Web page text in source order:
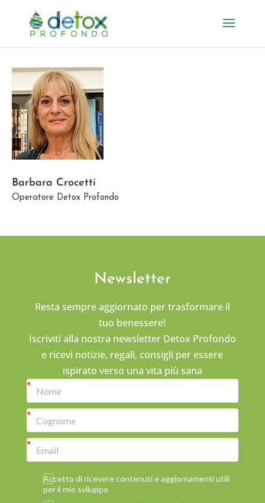
Barbara Crocetti
Operatore Detox Profondo
Newsletter
Resta sempre aggiornato per trasformare il
tuo benessere!
Iscriviti alla nostra newsletter Detox Profondo
e ricevi notizie, regali, consigli per essere
ispirato verso una vita più sana
Accetto di ricevere contenuti e aggiornamenti utili
per il mio sviluppo